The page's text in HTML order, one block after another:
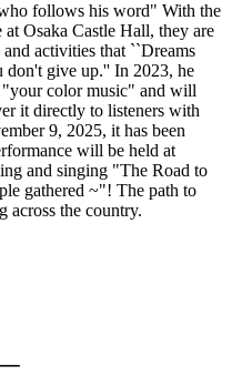
follows his word" With the
Osaka Castle Hall, they are
activities that ``Dreams
give up.'' In 2023, he
color music" and will
it directly to listeners with
9, 2025, it has been
will be held at
and singing "The Road to
gathered ~"! The path to
across the country.